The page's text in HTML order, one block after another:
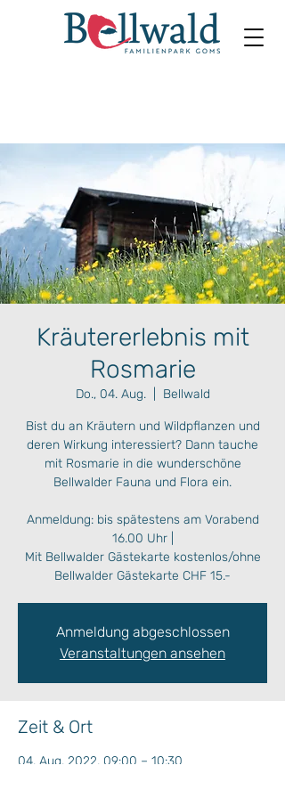
Kräutererlebnis mit
Rosmarie
Do., 04. Aug.
  |
Bellwald
Bist du an Kräutern und Wildpflanzen und
deren Wirkung interessiert? Dann tauche
mit Rosmarie in die wunderschöne
Bellwalder Fauna und Flora ein.
Anmeldung: bis spätestens am Vorabend
16.00 Uhr |
Mit Bellwalder Gästekarte kostenlos/ohne
Bellwalder Gästekarte CHF 15.-
Anmeldung abgeschlossen
Veranstaltungen ansehen
Zeit & Ort
04. Aug. 2022, 09:00 – 10:30